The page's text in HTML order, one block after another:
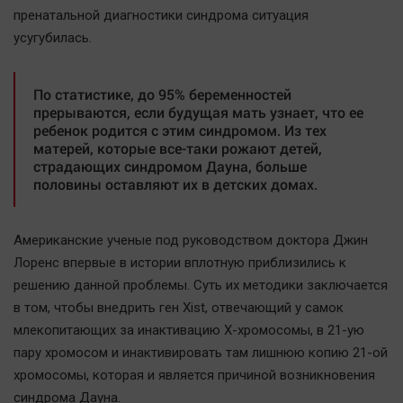
Автомобили
XX век: криминальные уроки
Медиаграмотность
Медицина
Новости компаний
Статистика
Челябинск космический
Другие рубрики
Bookworms
English version
Online-консультация
пренатальной диагностики синдрома ситуация
усугубилась.
По статистике, до 95% беременностей
прерываются, если будущая мать узнает, что ее
ребенок родится с этим синдромом. Из тех
матерей, которые все-таки рожают детей,
страдающих синдромом Дауна, больше
половины оставляют их в детских домах.
Американские ученые под руководством доктора Джин
Лоренс впервые в истории вплотную приблизились к
решению данной проблемы. Суть их методики заключается
в том, чтобы внедрить ген Xist, отвечающий у самок
млекопитающих за инактивацию Х-хромосомы, в 21-ую
пару хромосом и инактивировать там лишнюю копию 21-ой
хромосомы, которая и является причиной возникновения
синдрома Дауна.